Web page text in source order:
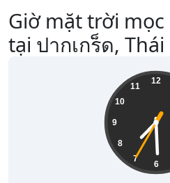
Giờ mặt trời
tại ปากเกร็ด,
12
6
7
8
9
10
11